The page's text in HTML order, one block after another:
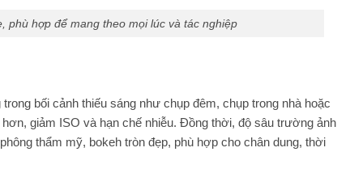
phù hợp để mang theo mọi lúc và tác nghiệp
bối cảnh thiếu sáng như chụp đêm, chụp trong nhà hoặc
giảm ISO và hạn chế nhiễu. Đồng thời, độ sâu trường ảnh
thẩm mỹ, bokeh tròn đẹp, phù hợp cho chân dung, thời